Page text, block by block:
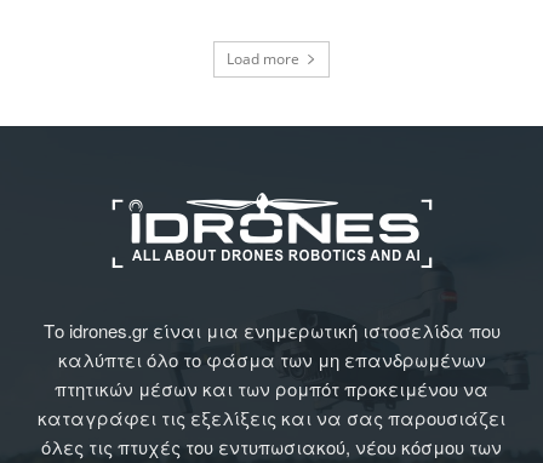
Load more
Το idrones.gr είναι μια ενημερωτική ιστοσελίδα που
καλύπτει όλο το φάσμα των μη επανδρωμένων
πτητικών μέσων και των ρομπότ προκειμένου να
καταγράφει τις εξελίξεις και να σας παρουσιάζει
όλες τις πτυχές του εντυπωσιακού, νέου κόσμου των